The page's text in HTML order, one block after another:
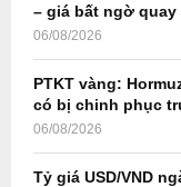
– giá bất ngờ
06/08/2026
PTKT vàng:
có bị chinh phục
06/08/2026
Tỷ giá USD/VND